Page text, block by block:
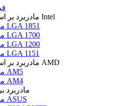
مادربرد بر اساس سوکت Intel
مادربرد LGA 1851
مادربرد LGA 1700
مادربرد LGA 1200
مادربرد LGA 1151
مادربرد بر اساس سوکت AMD
مادربرد AM5
مادربرد AM4
مادربرد
مادربرد ASUS